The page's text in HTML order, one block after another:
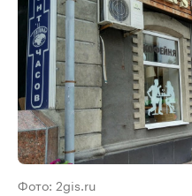
Фото: 2gis.ru